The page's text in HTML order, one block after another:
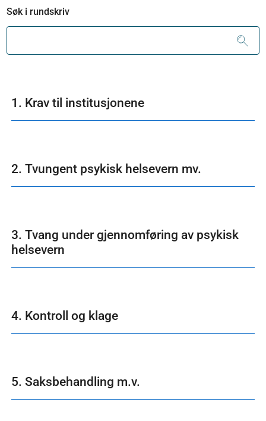
Søk i rundskriv
1. Krav til institusjonene
2. Tvungent psykisk helsevern mv.
3. Tvang under gjennomføring av psykisk
helsevern
4. Kontroll og klage
5. Saksbehandling m.v.